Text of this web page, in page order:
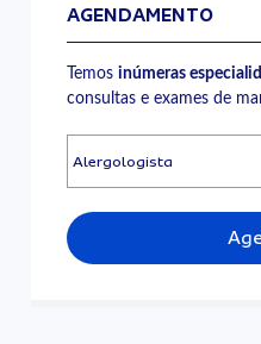
AGENDAMENTO
Temosinúmeras
consultas e exames de